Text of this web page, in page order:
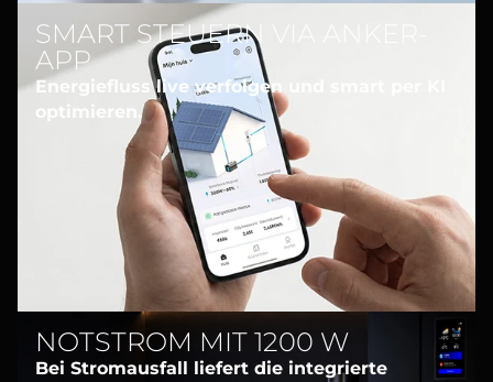
SMART STEUERN VIA ANKER-
APP
Energiefluss live verfolgen und smart per KI
optimieren.
NOTSTROM MIT 1200 W
Bei Stromausfall liefert die integrierte